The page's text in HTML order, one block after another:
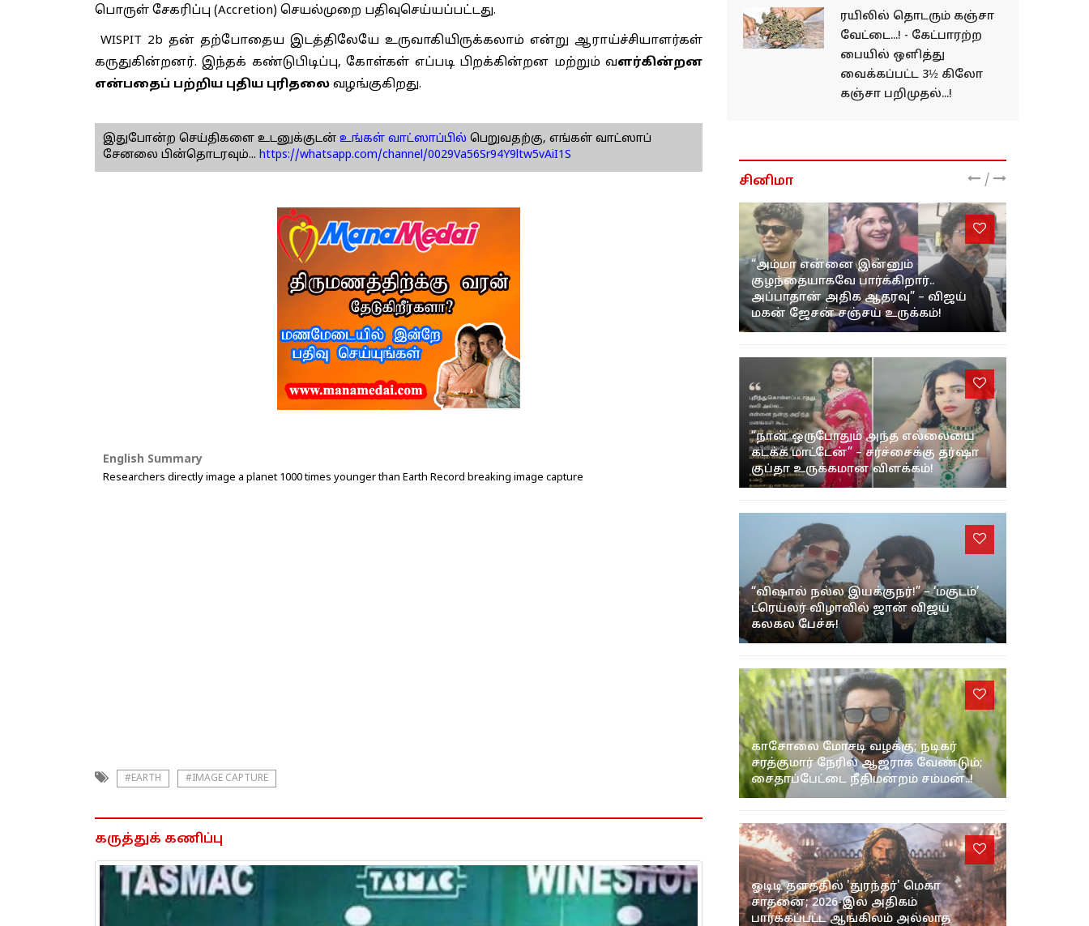
பொருள் சேகரிப்பு (Accretion) செயல்முறை பதிவுசெய்யப்பட்டது.
WISPIT 2b தன் தற்போதைய இடத்திலேயே உருவாகியிருக்கலாம் என்று ஆராய்ச்சியாளர்கள்
கருதுகின்றனர். இந்தக் கண்டுபிடிப்பு, கோள்கள் எப்படி பிறக்கின்றன மற்றும் வளர்கின்றன
என்பதைப் பற்றிய புதிய புரிதலை வழங்குகிறது.
இதுபோன்ற செய்திகளை உடனுக்குடன் உங்கள் வாட்ஸாப்பில் பெறுவதற்கு, எங்கள் வாட்ஸாப்
சேனலை பின்தொடரவும்... https://whatsapp.com/channel/0029Va56Sr94Y9ltw5vAiI1S
English Summary
Researchers directly image a planet 1000 times younger than Earth Record breaking image capture
#EARTH #IMAGE CAPTURE
கருத்துக் கணிப்பு
ரயிலில் தொடரும் கஞ்சா
வேட்டை...! - கேட்பாரற்ற
பையில் ஒளித்து
வைக்கப்பட்ட 3½ கிலோ
கஞ்சா பறிமுதல்...!
சினிமா /
“அம்மா என்னை இன்னும்
குழந்தையாகவே பார்க்கிறார்..
அப்பாதான் அதிக ஆதரவு” – விஜய்
மகன் ஜேசன் சஞ்சய் உருக்கம்!
“நான் ஒருபோதும் அந்த எல்லையை
கடக்க மாட்டேன்” – சர்ச்சைக்கு தர்ஷா
குப்தா உருக்கமான விளக்கம்!
“விஷால் நல்ல இயக்குநர்!” – ‘மகுடம்’
ட்ரெய்லர் விழாவில் ஜான் விஜய்
கலகல பேச்சு!
காசோலை மோசடி வழக்கு; நடிகர்
சரத்குமார் நேரில் ஆஜராக வேண்டும்;
சைதாப்பேட்டை நீதிமன்றம் சம்மன்..!
ஓடிடி தளத்தில் 'துரந்தர்' மெகா
சாதனை; 2026-இல் அதிகம்
பார்க்கப்பட்ட ஆங்கிலம் அல்லாத